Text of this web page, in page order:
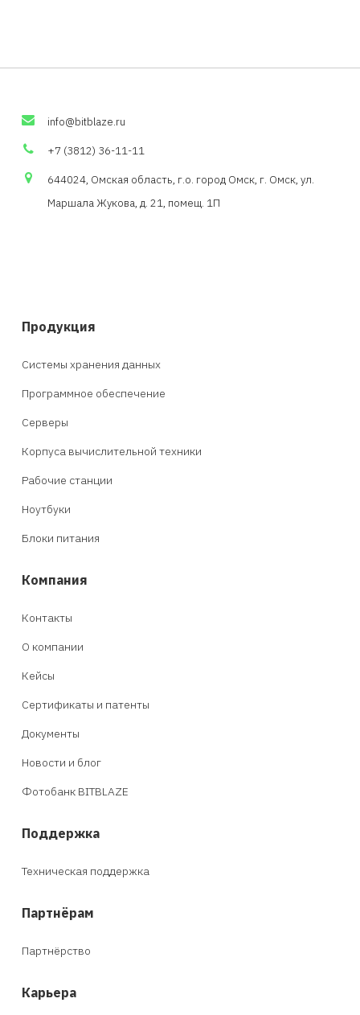
info@bitblaze.ru
+7 (3812) 36-11-11
644024, Омская область, г.о. город Омск, г. Омск, ул.
Маршала Жукова, д. 21, помещ. 1П
Продукция
Системы хранения данных
Программное обеспечение
Серверы
Корпуса вычислительной техники
Рабочие станции
Ноутбуки
Блоки питания
Компания
Контакты
О компании
Кейсы
Сертификаты и патенты
Документы
Новости и блог
Фотобанк BITBLAZE
Поддержка
Техническая поддержка
Партнёрам
Партнёрство
Карьера